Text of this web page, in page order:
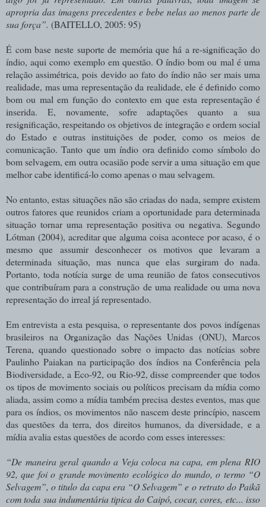
apropria das imagens precedentes e bebe nelas ao menos parte de
sua força”. (BAITELLO, 2005: 95)
É com base neste suporte de memória que há a re-significação do
índio, aqui como exemplo em questão. O índio bom ou mal é uma
relação assimétrica, pois devido ao fato do índio não ser mais uma
realidade, mas uma representação da realidade, ele é definido como
bom ou mal em função do contexto em que esta representação é
inserida. E, novamente, sofre adaptações quanto a sua
resignificação, respeitando os objetivos de integração e ordem social
do Estado e outras instituições de poder, como os meios de
comunicação. Tanto que um índio ora definido como símbolo do
bom selvagem, em outra ocasião pode servir a uma situação em que
melhor cabe identificá-lo como apenas o mau selvagem.
No entanto, estas situações não são criadas do nada, sempre existem
outros fatores que reunidos criam a oportunidade para determinada
situação tornar uma representação positiva ou negativa. Segundo
Lótman (2004), acreditar que alguma coisa acontece por acaso, é o
mesmo que assumir desconhecer os motivos que levaram a
determinada situação, mas nunca que elas surgiram do nada.
Portanto, toda notícia surge de uma reunião de fatos consecutivos
que contribuíram para a construção de uma realidade ou uma nova
representação do irreal já representado.
Em entrevista a esta pesquisa, o representante dos povos indígenas
brasileiros na Organização das Nações Unidas (ONU), Marcos
Terena, quando questionado sobre o impacto das notícias sobre
Paulinho Paiakan na participação dos índios na Conferência pela
Biodiversidade, a Eco-92, ou Rio-92, disse compreender que todos
os tipos de movimento sociais ou políticos precisam da mídia como
aliada, assim como a mídia também precisa destes eventos, mas que
para os índios, os movimentos não nascem deste princípio, nascem
das questões da terra, dos direitos humanos, da diversidade, e a
mídia avalia estas questões de acordo com esses interesses:
“De maneira geral quando a Vejacoloca na capa, em plena RIO
92, que foi o grande movimento ecológico do mundo, o termo “O
Selvagem”, o titulo da capa era “O Selvagem” e o retrato do Paikã
com toda sua indumentária tipica do Caipó, cocar, cores, etc... isso